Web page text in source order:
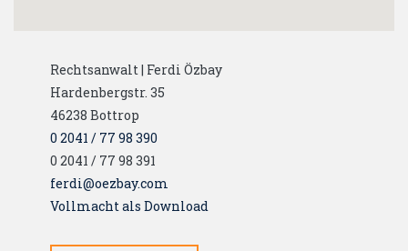
Rechtsanwalt | Ferdi Özbay
Hardenbergstr. 35
46238 Bottrop
0 2041 / 77 98 390
0 2041 / 77 98 391
ferdi@oezbay.com
Vollmacht als Download